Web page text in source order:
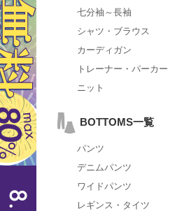
七分袖～長袖
シャツ・ブラウス
カーディガン
トレーナー・パーカー
ニット
BOTTOMS一覧
パンツ
デニムパンツ
ワイドパンツ
レギンス・タイツ